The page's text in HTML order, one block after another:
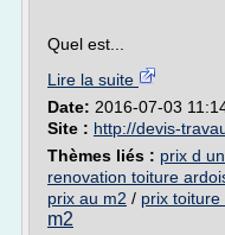
Quel est...
Lire la suite
Date: 2016-07-03
Site : http://devis-
Thèmes liés : prix d
renovation toiture
prix au m2 / prix toiture
m2